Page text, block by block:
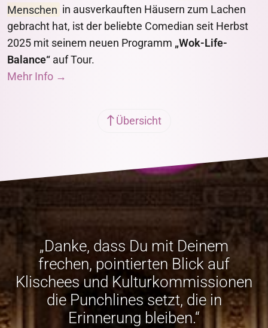
Menschen in ausverkauften Häusern zum Lachen
gebracht hat, ist der beliebte Comedian seit Herbst
2025 mit seinem neuen Programm „Wok-Life-
Balance“ auf Tour.
Mehr Info →
Übersicht
„Danke, dass Du mit Deinem
frechen, pointierten Blick auf
Klischees und Kulturkommissionen
die Punchlines setzt, die in
Erinnerung bleiben.“